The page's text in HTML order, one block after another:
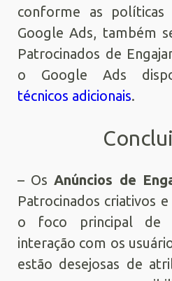
conforme as
Google Ads, também
Patrocinados de
o Google Ads
técnicos adicionais.
– OsAnúncios de
Patrocinados criativos
o foco principal de
interação com os
estão desejosas de